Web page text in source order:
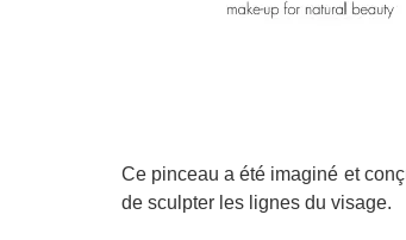
Ce pinceau a été imaginé et
de sculpter les lignes du visage.